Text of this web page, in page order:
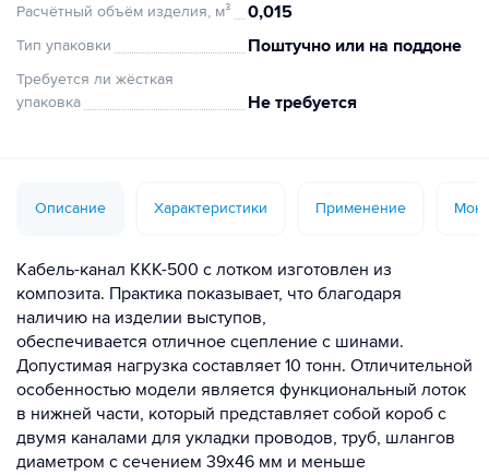
Расчётный объём изделия, м³ 0,015
Тип упаковки Поштучно или на поддоне
Требуется ли жёсткая
упаковка
Не требуется
Описание Характеристики Применение
Кабель-канал ККК-500 с лотком изготовлен из
композита. Практика показывает, что благодаря
наличию на изделии выступов,
обеспечивается отличное сцепление с шинами.
Допустимая нагрузка составляет 10 тонн. Отличительной
особенностью модели является функциональный лоток
в нижней части, который представляет собой короб с
двумя каналами для укладки проводов, труб, шлангов
диаметром с сечением 39х46 мм и меньше